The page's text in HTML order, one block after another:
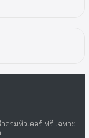
คอมพิวเตอร์ ฟรี เฉพาะ